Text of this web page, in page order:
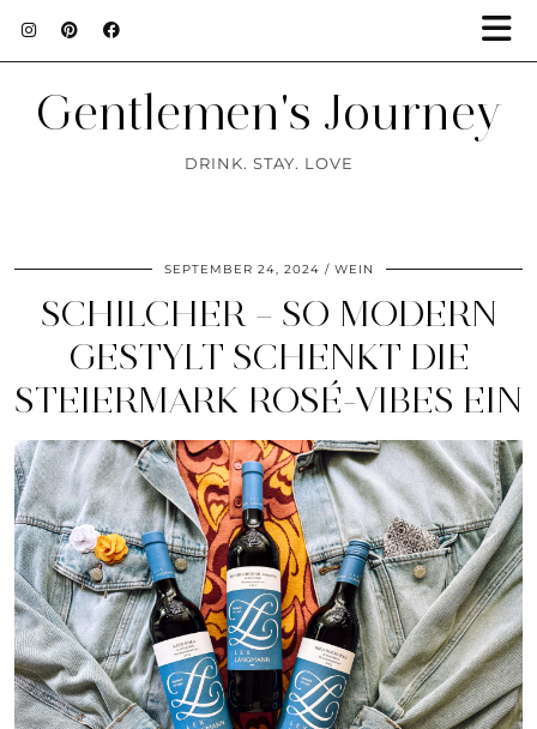
Gentlemen's Journey
DRINK. STAY. LOVE
SEPTEMBER 24, 2024 WEIN
SCHILCHER – SO MODERN
GESTYLT SCHENKT DIE
STEIERMARK ROSÉ-VIBES EIN